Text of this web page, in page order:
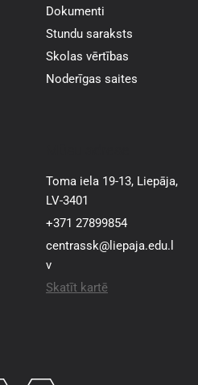
Dokumenti
Stundu saraksts
Skolas vērtības
Noderīgas saites
Toma iela 19-13, Liepāja,
LV-3401
+371 27899854
centrassk@liepaja.edu.l
v
Skatīt kartē